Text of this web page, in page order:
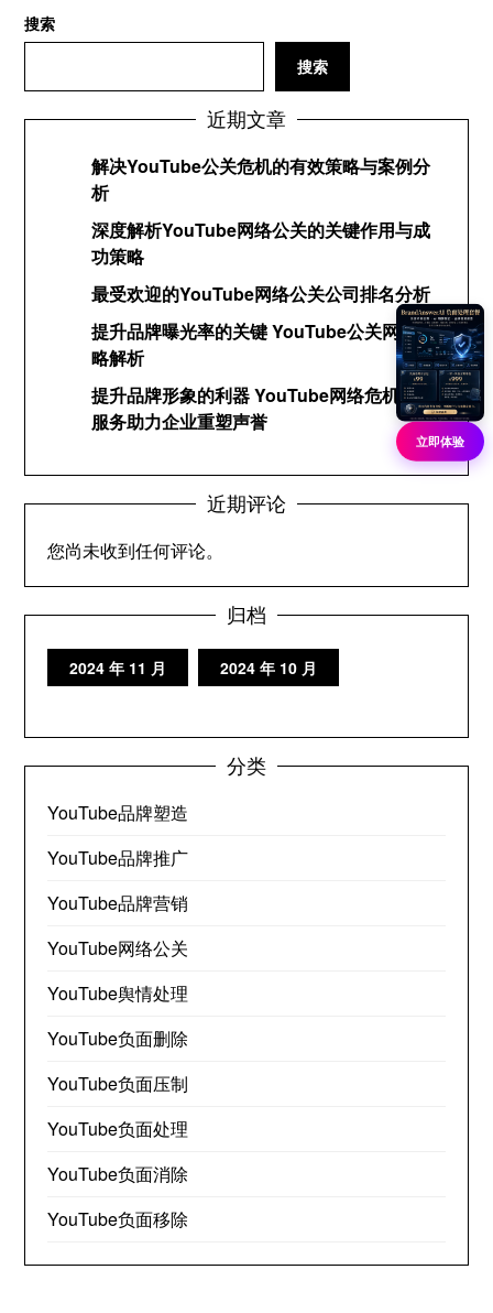
搜索
搜索
近期文章
解决YouTube公关危机的有效策略与案例分
析
深度解析YouTube网络公关的关键作用与成
功策略
最受欢迎的YouTube网络公关公司排名分析
提升品牌曝光率的关键 YouTube公关网络策
略解析
提升品牌形象的利器 YouTube网络危机公关
服务助力企业重塑声誉
近期评论
您尚未收到任何评论。
归档
2024 年 11 月 2024 年 10 月
分类
YouTube品牌塑造
YouTube品牌推广
YouTube品牌营销
YouTube网络公关
YouTube舆情处理
YouTube负面删除
YouTube负面压制
YouTube负面处理
YouTube负面消除
YouTube负面移除
立即体验